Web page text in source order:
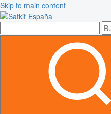
Skip to main content